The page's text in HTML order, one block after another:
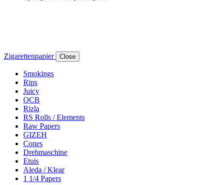
Zigarettenpapier Close
Smokings
Rips
Juicy
OCB
Rizla
RS Rolls / Elements
Raw Papers
GIZEH
Cones
Drehmaschine
Etuis
Aleda / Klear
1 1/4 Papers